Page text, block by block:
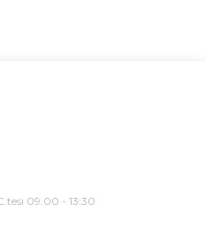
09:00 - 13:30